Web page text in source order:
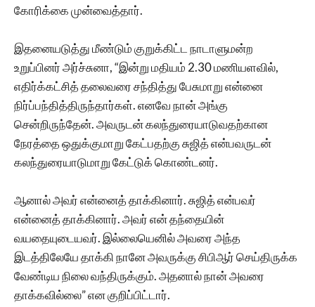
கோரிக்கை முன்வைத்தார்.
இதனையடுத்து மீண்டும் குறுக்கிட்ட நாடாளுமன்ற
உறுப்பினர் அர்ச்சுனா, “இன்று மதியம் 2.30 மணியளவில்,
எதிர்க்கட்சித் தலைவரை சந்தித்து பேசுமாறு என்னை
நிர்ப்பந்தித்திருந்தார்கள். எனவே நான் அங்கு
சென்றிருந்தேன். அவருடன் கலந்துரையாடுவதற்கான
நேரத்தை ஒதுக்குமாறு கேட்பதற்கு சுஜித் என்பவருடன்
கலந்துரையாடுமாறு கேட்டுக் கொண்டனர்.
ஆனால் அவர் என்னைத் தாக்கினார். சுஜித் என்பவர்
என்னைத் தாக்கினார். அவர் என் தந்தையின்
வயதையுடையவர். இல்லையெனில் அவரை அந்த
இடத்திலேயே தாக்கி நானே அவருக்கு சிபிஆர் செய்திருக்க
வேண்டிய நிலை வந்திருக்கும். அதனால் நான் அவரை
தாக்கவில்லை” என குறிப்பிட்டார்.